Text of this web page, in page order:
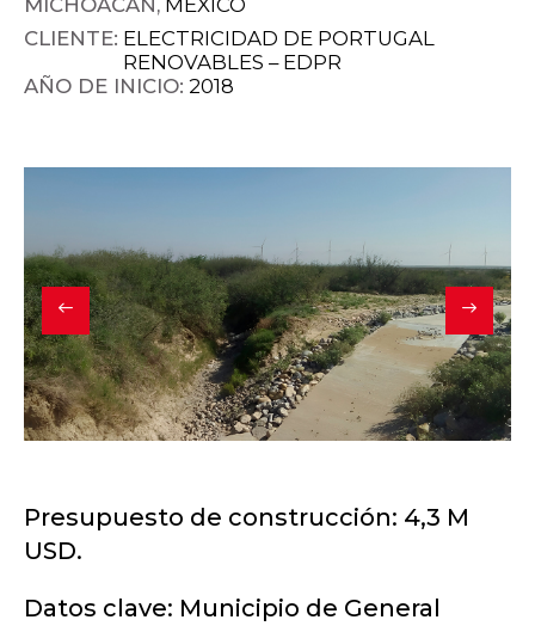
MICHOACÁN, MÉXICO
CLIENTE: ELECTRICIDAD DE PORTUGAL
RENOVABLES – EDPR
AÑO DE INICIO: 2018
Presupuesto de construcción: 4,3 M
USD.
Datos clave: Municipio de General